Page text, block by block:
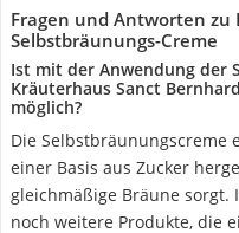
Fragen und Antworten zu
Selbstbräunungs-Creme
Ist mit der Anwendung der
Kräuterhaus Sanct
möglich?
Die Selbstbräunungscreme
einer Basis aus Zucker
gleichmäßige Bräune sorgt.
noch weitere Produkte, die